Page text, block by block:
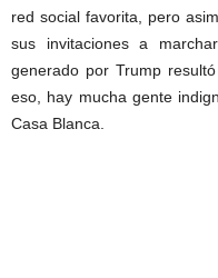
red social favorita, pero
sus invitaciones a
generado por Trump
eso, hay mucha gente
Casa Blanca.